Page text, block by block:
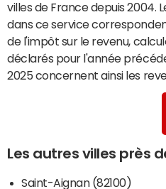
villes de France depuis 2004.
dans ce service
de l'impôt sur le revenu,
déclarés pour l'année
2025 concernent ainsi les
Les autres villes près
Saint-Aignan (82100)